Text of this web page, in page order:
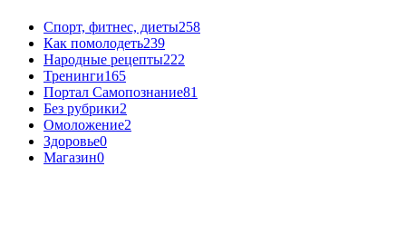
Спорт, фитнес, диеты258
Как помолодеть239
Народные рецепты222
Тренинги165
Портал Самопознание81
Без рубрики2
Омоложение2
Здоровье0
Магазин0